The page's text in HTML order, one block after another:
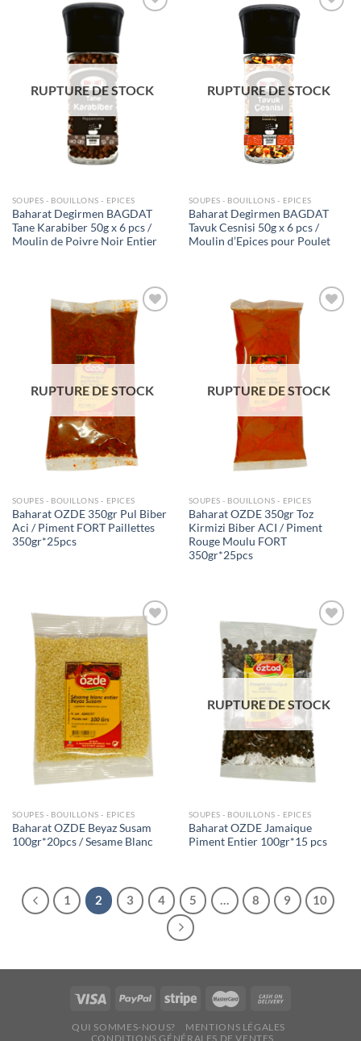
RUPTURE DE STOCK
SOUPES - BOUILLONS - EPICES
Baharat Degirmen BAGDAT
Tane Karabiber 50g x 6 pcs /
Moulin de Poivre Noir Entier
RUPTURE DE STOCK
SOUPES - BOUILLONS - EPICES
Baharat Degirmen BAGDAT
Tavuk Cesnisi 50g x 6 pcs /
Moulin d’Epices pour Poulet
Ajouter
à la liste
souhaits
RUPTURE DE STOCK
SOUPES - BOUILLONS - EPICES
Baharat OZDE 350gr Pul Biber
Aci / Piment FORT Paillettes
350gr*25pcs
RUPTURE DE STOCK
SOUPES - BOUILLONS - EPICES
Baharat OZDE 350gr Toz
Kirmizi Biber ACI / Piment
Rouge Moulu FORT
350gr*25pcs
Ajouter
à la liste
de
souhaits
SOUPES - BOUILLONS - EPICES
Baharat OZDE Beyaz Susam
100gr*20pcs / Sesame Blanc
Ajouter
à la liste
souhaits
RUPTURE DE STOCK
SOUPES - BOUILLONS - EPICES
Baharat OZDE Jamaique
Piment Entier 100gr*15 pcs
1 2 3 4 5 … 8 9 10
QUI SOMMES-NOUS?
MENTIONS LÉGALES
CONDITIONS GÉNÉRALES DE VENTES